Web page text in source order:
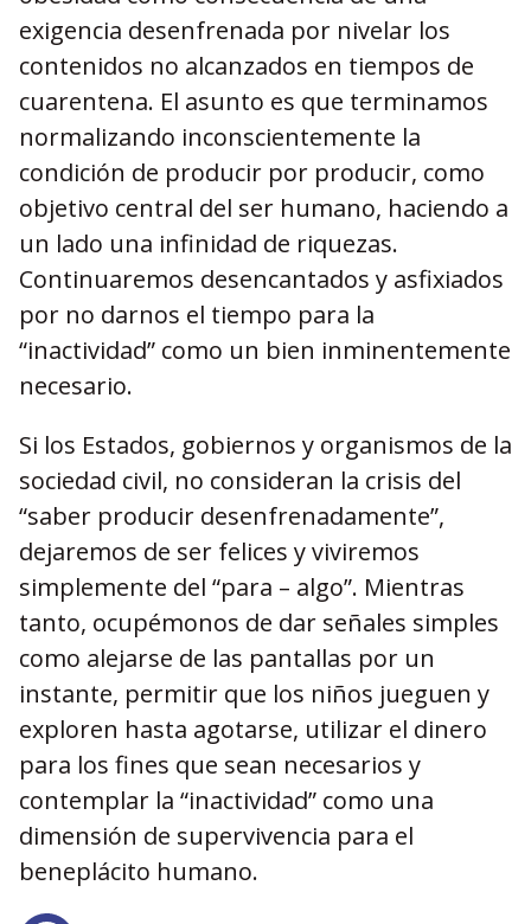
exigencia desenfrenada por nivelar los
contenidos no alcanzados en tiempos de
cuarentena. El asunto es que terminamos
normalizando inconscientemente la
condición de producir por producir, como
objetivo central del ser humano, haciendo a
un lado una infinidad de riquezas.
Continuaremos desencantados y asfixiados
por no darnos el tiempo para la
“inactividad” como un bien inminentemente
necesario.
Si los Estados, gobiernos y organismos de la
sociedad civil, no consideran la crisis del
“saber producir desenfrenadamente”,
dejaremos de ser felices y viviremos
simplemente del “para – algo”. Mientras
tanto, ocupémonos de dar señales simples
como alejarse de las pantallas por un
instante, permitir que los niños jueguen y
exploren hasta agotarse, utilizar el dinero
para los fines que sean necesarios y
contemplar la “inactividad” como una
dimensión de supervivencia para el
beneplácito humano.